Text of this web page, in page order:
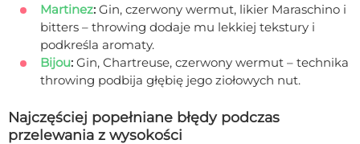
Martinez: Gin, czerwony wermut, likier Maraschino i
bitters – throwing dodaje mu lekkiej tekstury i
podkreśla aromaty.
Bijou: Gin, Chartreuse, czerwony wermut – technika
throwing podbija głębię jego ziołowych nut.
Najczęściej popełniane błędy podczas
przelewania z wysokości